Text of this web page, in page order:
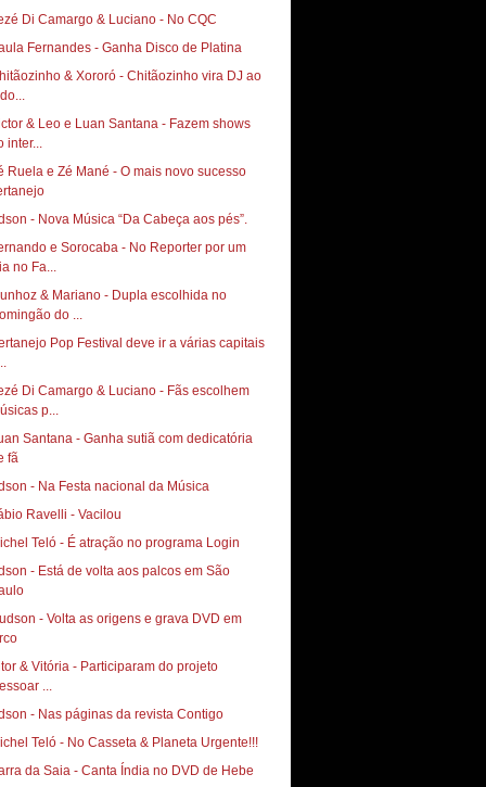
Di Camargo & Luciano - No CQC
Fernandes - Ganha Disco de Platina
& Xororó - Chitãozinho vira DJ ao
& Leo e Luan Santana - Fazem shows
inter...
Ruela e Zé Mané - O mais novo sucesso
- Nova Música “Da Cabeça aos pés”.
e Sorocaba - No Reporter por um
no Fa...
& Mariano - Dupla escolhida no
do ...
Pop Festival deve ir a várias capitais
Di Camargo & Luciano - Fãs escolhem
p...
Santana - Ganha sutiã com dedicatória
fã
Edson - Na Festa nacional da Música‏
Ravelli - Vacilou
Teló - É atração no programa Login
- Está de volta aos palcos em São
- Volta as origens e grava DVD em
circo‏
& Vitória - Participaram do projeto
...
- Nas páginas da revista Contigo
Teló - No Casseta & Planeta Urgente!!!
da Saia - Canta Índia no DVD de Hebe